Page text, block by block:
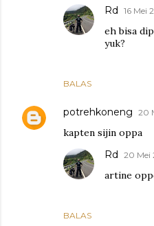
BALAS
Rd 16 Mei
eh bisa
yuk?
potrehkoneng 20
kapten sijin oppa
BALAS
Rd 20 Mei
artine